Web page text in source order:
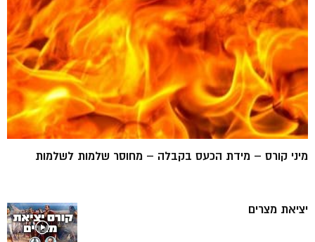
מיני קורס – מידת הכעס בקבלה – מחוסר שלמות לשלמות
יציאת מצרים